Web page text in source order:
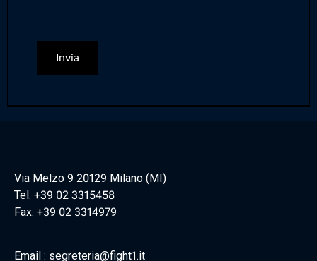
Via Melzo 9 20129 Milano (MI)
Tel. +39 02 3315458
Fax. +39 02 3314979
Email : segreteria@fight1.it